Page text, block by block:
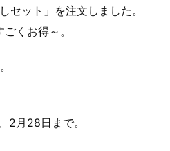
セット」を注文しました。
くお得～。
2月28日まで。